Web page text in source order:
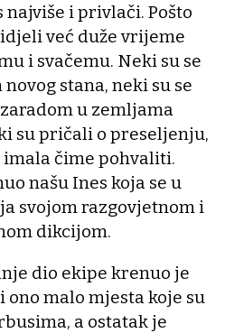
najviše i privlači. Pošto
već duže vrijeme
i svačemu. Neki su se
stana, neki su se
u zemljama
su pričali o preseljenju,
imala čime pohvaliti.
našu Ines koja se u
svojom razgovjetnom i
dikcijom.
dio ekipe krenuo je
malo mjesta koje su
a ostatak je